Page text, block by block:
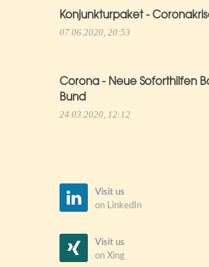
Konjunkturpaket -
07.06.2020, 20:53
Corona - Neue Soforthilfen
Bund
24.03.2020, 12:12
Visit us
on LinkedIn
Visit us
on Xing